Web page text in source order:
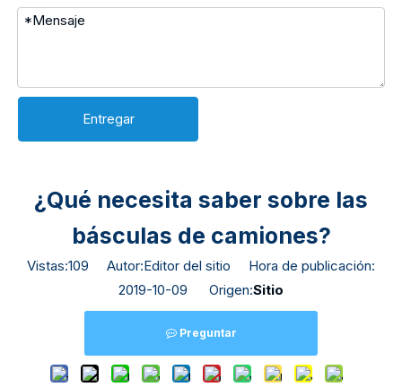
Entregar
¿Qué necesita saber sobre las
básculas de camiones?
Vistas:109 Autor:Editor del sitio Hora de publicación:
2019-10-09 Origen:Sitio
Preguntar